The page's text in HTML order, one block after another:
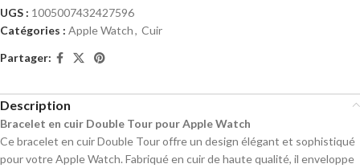
UGS : 1005007432427596
Catégories : Apple Watch, Cuir
Partager:
Description
Bracelet en cuir Double Tour pour Apple Watch
Ce bracelet en cuir Double Tour offre un design élégant et sophistiqué
pour votre Apple Watch. Fabriqué en cuir de haute qualité, il enveloppe